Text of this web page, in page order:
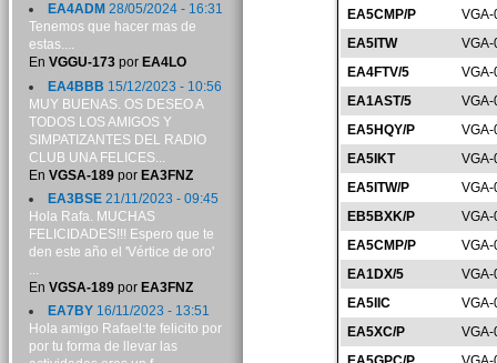
EA5CMP/P
EA5ITW
VGA-
EA4FTV/5
VGA-
EA1AST/5
VGA-
EA5HQY/P
EA5IKT
EA5ITW/P
EB5BXK/P
EA5CMP/P
EA1DX/5
EA5IIC
EA5XC/P
EA4ADM 28/05/2024 - 16:31
Tenemos que hacer mas de
estas....
En VGGU-173por EA4LO
EA4BBB 15/12/2023 - 10:56
MUY BUENAS. OS DESEO A
TODOS LOS AMIGOS Y
SIMPATIZANTES DEL RADIO
CLUB UNA FELICES...
En VGSA-189por EA3FNZ
EA3BSE21/11/2023 - 09:45
Hola Rafa. MUCHAS
FELICIDADES!!! Espero que te
den este año el 'Vértice de oro'
...
En VGSA-189por EA3FNZ
EA7BY16/11/2023 - 13:51
Hola amigo Rafael:te felicito por
por tu forma de llevar las